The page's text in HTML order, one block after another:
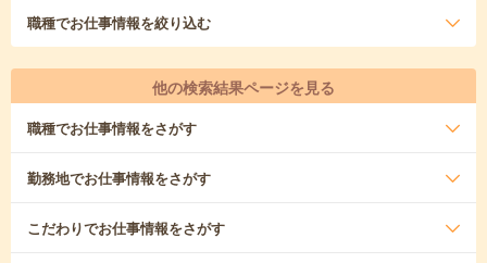
職種でお仕事情報を絞り込む
他の検索結果ページを見る
職種でお仕事情報をさがす
勤務地でお仕事情報をさがす
こだわりでお仕事情報をさがす